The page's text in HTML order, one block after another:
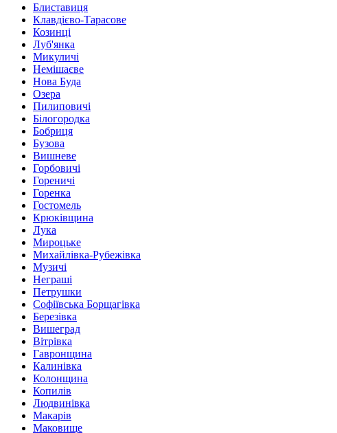
Блиставиця
Клавдієво-Тарасове
Козинці
Луб'янка
Микуличі
Немішаєве
Нова Буда
Озера
Пилиповичі
Білогородка
Бобриця
Бузова
Вишневе
Горбовичі
Гореничі
Горенка
Гостомель
Крюківщина
Лука
Мироцьке
Михайлівка-Рубежівка
Музичі
Неграші
Петрушки
Софіївська Борщагівка
Березівка
Вишеград
Вітрівка
Гавронщина
Калинівка
Колонщина
Копилів
Людвинівка
Макарів
Маковище